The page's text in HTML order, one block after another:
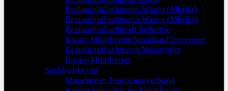
Restaurantfachmann Waren (Müritz)
Restaurantfachmann Waren (Müritz)
Restaurantfachkraft Federow
Bistro-Mitarbeiter Aquafun Fleesensee
Restaurantfachmann Neustrelitz
Bistro-Mitarbeiter
Sachbearbeiter
Mitarbeiter Tourismusverband